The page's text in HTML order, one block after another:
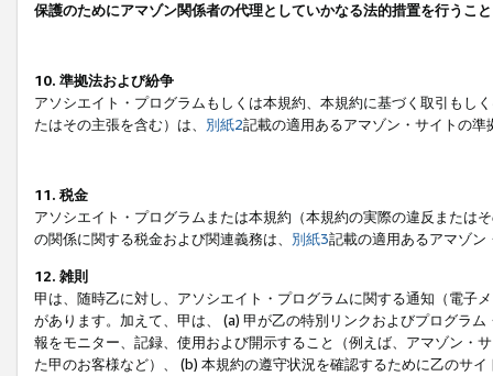
保護のためにアマゾン関係者の代理としていかなる法的措置を行うこ
10. 準拠法および紛争
アソシエイト・プログラムもしくは本規約、本規約に基づく取引もし
たはその主張を含む）は、 別紙2記載の適用あるアマゾン・サイトの
11. 税金
アソシエイト・プログラムまたは本規約（本規約の実際の違反または
の関係に関する税金および関連義務は、 別紙3記載の適用あるアマゾン
12. 雑則
甲は、随時乙に対し、アソシエイト・プログラムに関する通知（電子
があります。加えて、甲は、 (a) 甲が乙の特別リンクおよびプログラ
報をモニター、記録、使用および開示すること（例えば、アマゾン・
た甲のお客様など）、 (b) 本規約の遵守状況を確認するために乙のサ